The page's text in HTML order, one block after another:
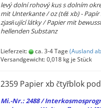
levý dolní rohový kus s dolním
mit Un­ter­kan­te / oz (též xb) -
zjasňující látky / Pa­pier mit
hel­len­den Sub­stanz
Lieferzeit: ca. 3-4 Tage (Ausland
Versandgewicht:0,018kg je Stück
2359 Pa­pier xb čtyřblok
Mi.-Nr.: 2488 /